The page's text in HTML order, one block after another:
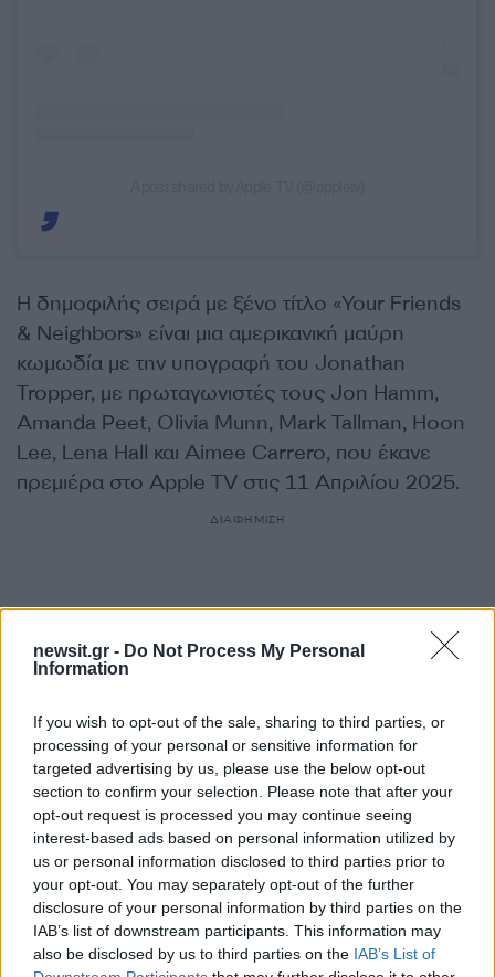
newsit.gr - Do Not Process My Personal
Information
If you wish to opt-out of the sale, sharing to third parties, or
processing of your personal or sensitive information for
targeted advertising by us, please use the below opt-out
section to confirm your selection. Please note that after your
opt-out request is processed you may continue seeing
interest-based ads based on personal information utilized by
us or personal information disclosed to third parties prior to
your opt-out. You may separately opt-out of the further
disclosure of your personal information by third parties on the
IAB’s list of downstream participants. This information may
also be disclosed by us to third parties on the IAB’s List of
Η δημοφιλής σειρά με ξένο τίτλο «Your Friends
& Neighbors» είναι μια αμερικανική μαύρη
κωμωδία με την υπογραφή του Jonathan
Tropper, με πρωταγωνιστές τους Jon Hamm,
Amanda Peet, Olivia Munn, Mark Tallman, Hoon
Lee, Lena Hall και Aimee Carrero, που έκανε
πρεμιέρα στο Apple TV στις 11 Απριλίου 2025.
ΔΙΑΦΗΜΙΣΗ
Αν τα χάσατε